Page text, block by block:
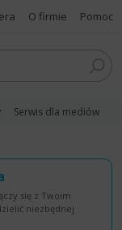
O firmie Pomoc
Serwis dla mediów
się z Twoim
niezbędnej